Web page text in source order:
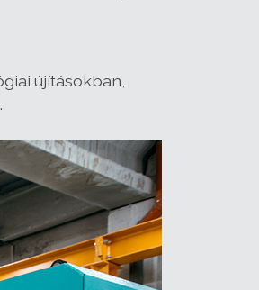
újításokban,